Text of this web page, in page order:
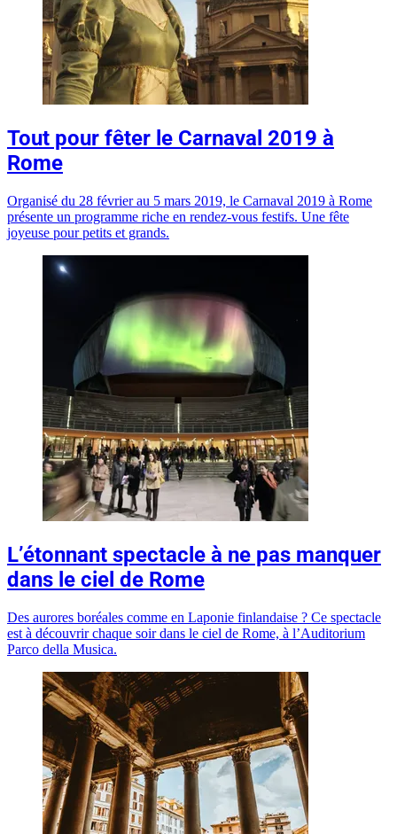
Tout pour fêter le Carnaval 2019 à
Rome
Organisé du 28 février au 5 mars 2019, le Carnaval 2019 à Rome
présente un programme riche en rendez-vous festifs. Une fête
joyeuse pour petits et grands.
L’étonnant spectacle à ne pas manquer
dans le ciel de Rome
Des aurores boréales comme en Laponie finlandaise ? Ce spectacle
est à découvrir chaque soir dans le ciel de Rome, à l’Auditorium
Parco della Musica.